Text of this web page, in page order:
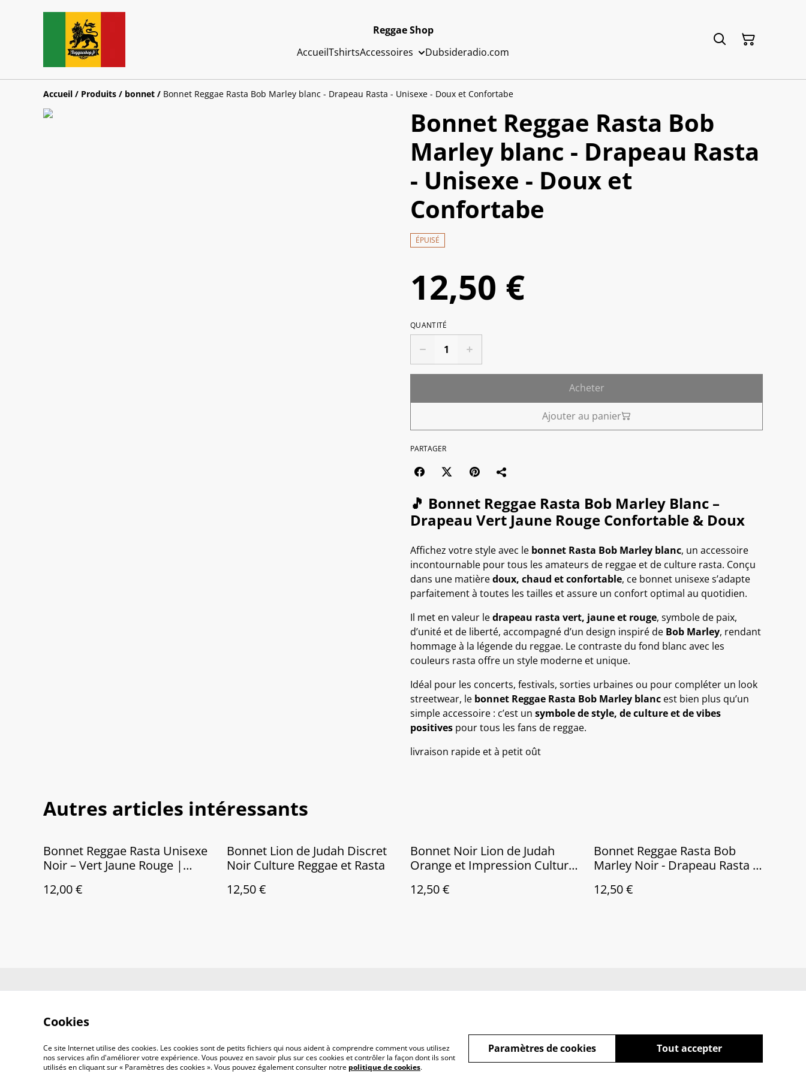
Reggae Shop
AccueilTshirtsAccessoires Dubsideradio.com
Accueil / Produits / bonnet / Bonnet Reggae Rasta Bob Marley blanc - Drapeau Rasta - Unisexe - Doux et Confortabe
Bonnet Reggae Rasta Bob
Marley blanc - Drapeau Rasta
- Unisexe - Doux et
Confortabe
ÉPUISÉ
12,50 €
QUANTITÉ
Acheter
Ajouter au panier
PARTAGER
🎵 Bonnet Reggae Rasta Bob Marley Blanc –
Drapeau Vert Jaune Rouge Confortable & Doux
Affichez votre style avec le bonnet Rasta Bob Marley blanc, un accessoire
incontournable pour tous les amateurs de reggae et de culture rasta. Conçu
dans une matièredoux, chaud et confortable, ce bonnet unisexe s’adapte
parfaitement à toutes les tailles et assure un confort optimal au quotidien.
Il met en valeur ledrapeau rasta vert, jaune et rouge, symbole de paix,
d’unité et de liberté, accompagné d’un design inspiré de Bob Marley, rendant
hommage à la légende du reggae. Le contraste du fond blanc avec les
couleurs rasta offre un style moderne et unique.
Idéal pour les concerts, festivals, sorties urbaines ou pour compléter un look
streetwear, le bonnet Reggae Rasta Bob Marley blanc est bien plus qu’un
simple accessoire : c’est un symbole de style, de culture et de vibes
positives pour tous les fans de reggae.
livraison rapide et à petit oût
Autres articles intéressants
Bonnet Reggae Rasta Unisexe
Noir – Vert Jaune Rouge |
12,00 €
Bonnet Lion de Judah Discret
Noir Culture Reggae et Rasta
12,50 €
Bonnet Noir Lion de Judah
Orange et Impression Culture
12,50 €
Bonnet Reggae Rasta Bob
Marley Noir - Drapeau Rasta -
12,50 €
Cookies
Ce site Internet utilise des cookies. Les cookies sont de petits fichiers qui nous aident à comprendre comment vous utilisez
nos services afin d'améliorer votre expérience. Vous pouvez en savoir plus sur ces cookies et contrôler la façon dont ils sont
utilisés en cliquant sur « Paramètres des cookies ». Vous pouvez également consulter notre politique de cookies.
Tout accepter
Paramètres de cookies